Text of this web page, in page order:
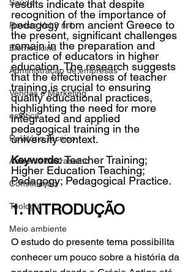
Saúde
Revista Vol.3 n.1
Biomedicina
Administração de empresas
Vendas e Marketing
estética
Relatório Técnico
Acidente de trabalho
Constituição
Teologia
Meio ambiente
results indicate that despite
recognition of the importance of
pedagogy from ancient Greece to
the present, significant challenges
remain in the preparation and
practice of educators in higher
education. The research suggests
that the effectiveness of teacher
training is crucial to ensuring
quality educational practices,
highlighting the need for more
integrated and applied
pedagogical training in the
university context.
Keywords: Teacher Training;
Higher Education Teaching;
Pedagogy; Pedagogical Practice.
1. INTRODUÇÃO
O estudo do presente tema possibilita
conhecer um pouco sobre a história da